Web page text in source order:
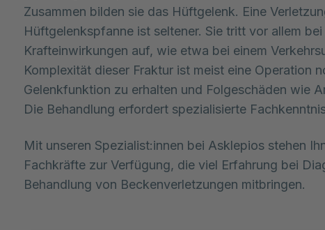
Zusammen bilden sie das Hüftgelenk. Eine
Hüftgelenkspfanne ist seltener. Sie tritt vor allem
Krafteinwirkungen auf, wie etwa bei einem
Komplexität dieser Fraktur ist meist eine Operation
Gelenkfunktion zu erhalten und Folgeschäden wie
Die Behandlung erfordert spezialisierte
Mit unseren Spezialist:innen bei Asklepios stehen
Fachkräfte zur Verfügung, die viel Erfahrung bei
Behandlung von Beckenverletzungen mitbringen.